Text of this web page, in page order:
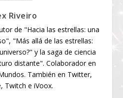
Riveiro
de "Hacia las estrellas: una
"Más allá de las estrellas:
y la saga de ciencia
distante". Colaborador en
También en Twitter,
Twitch e iVoox.